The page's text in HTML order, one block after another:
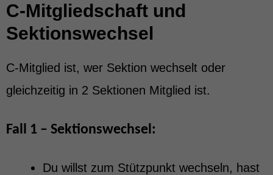
C-Mitgliedschaft und
Sektionswechsel
C-Mitglied ist, wer Sektion wechselt oder
gleichzeitig in 2 Sektionen Mitglied ist.
Fall 1 – Sektionswechsel:
Du willst zum Stützpunkt wechseln, hast